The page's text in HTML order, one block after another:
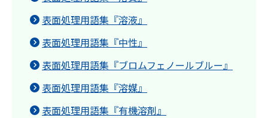
表面処理用語集『溶液』
表面処理用語集『中性』
表面処理用語集『ブロムフェノールブルー』
表面処理用語集『溶媒』
表面処理用語集『有機溶剤』